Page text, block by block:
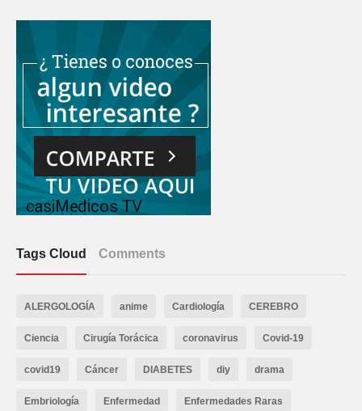
Tags Cloud Comments
ALERGOLOGÍA anime Cardiología CEREBRO
Ciencia Cirugía Torácica coronavirus Covid-19
covid19 Cáncer DIABETES diy drama
Embriología Enfermedad Enfermedades Raras